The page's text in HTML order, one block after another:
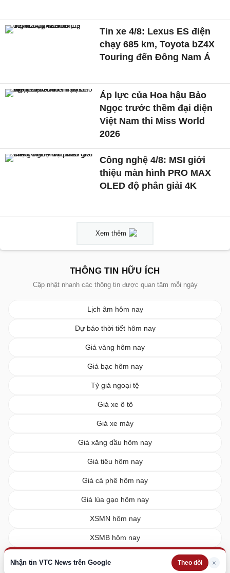
Nhận tin VTC News trên Google Theo dõi ×
Tin xe 4/8: Lexus ES điện
chạy 685 km, Toyota bZ4X
Touring đến Đông Nam Á
Áp lực của Hoa hậu Bảo
Ngọc trước thềm đại diện
Việt Nam thi Miss World
2026
Công nghệ 4/8: MSI giới
thiệu màn hình PRO MAX
OLED độ phân giải 4K
Xem thêm
THÔNG TIN HỮU ÍCH
Cập nhật nhanh các thông tin được quan tâm mỗi ngày
Lịch âm hôm nay
Dự báo thời tiết hôm nay
Giá vàng hôm nay
Giá bạc hôm nay
Tỷ giá ngoại tệ
Giá xe ô tô
Giá xe máy
Giá xăng dầu hôm nay
Giá tiêu hôm nay
Giá cà phê hôm nay
Giá lúa gạo hôm nay
XSMN hôm nay
XSMB hôm nay